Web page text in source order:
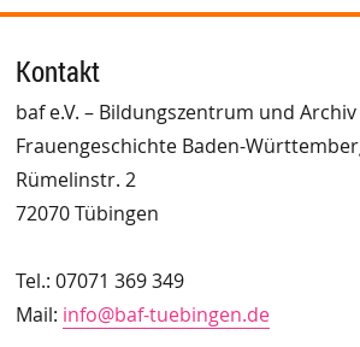
Kontakt
baf e.V. – Bildungszentrum und
Frauengeschichte Baden-
Rümelinstr. 2
72070 Tübingen
Tel.: 07071 369 349
Mail: info@baf-tuebingen.de